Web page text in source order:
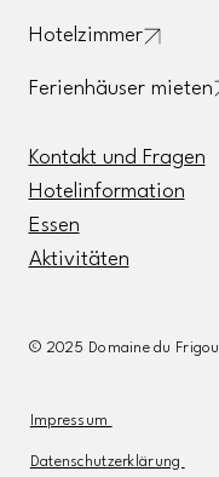
Impressum
Datenschutzerklärung
Hotelzimmer
Ferienhäuser mieten
Kontakt und Fragen
Hotelinformation
Essen
Aktivitäten
© 2025 Domaine du